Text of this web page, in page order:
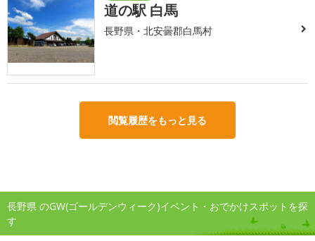
道の駅 白馬
長野県・北安曇郡白馬村
閲覧履歴をもっと見る
長野県 のGW(ゴールデンウィーク)イベント・おでかけスポットを探
す